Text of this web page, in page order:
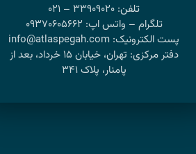
تلفن: ۳۳۹۰۹۰۲۰ – ۰۲۱
تلگرام – واتس اپ: ۰۹۳۷۰۶۰۵۶۶۲
پست الکترونیک: info@atlaspegah.com
دفتر مرکزی: تهران، خیابان ۱۵ خرداد، بعد از
پامنار، پلاک ۳۴۱